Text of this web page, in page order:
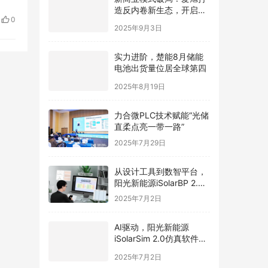
0
造反内卷新生态，开启光
2025年9月3日
实力进阶，楚能8月储能
电池出货量位居全球第四
2025年8月19日
力合微PLC技术赋能“光储
直柔点亮一带一路”
2025年7月29日
从设计工具到数智平台，
阳光新能源iSolarBP 2.0
重塑分布式电站设计范
2025年7月2日
AI驱动，阳光新能源
iSolarSim 2.0仿真软件引
2025年7月2日